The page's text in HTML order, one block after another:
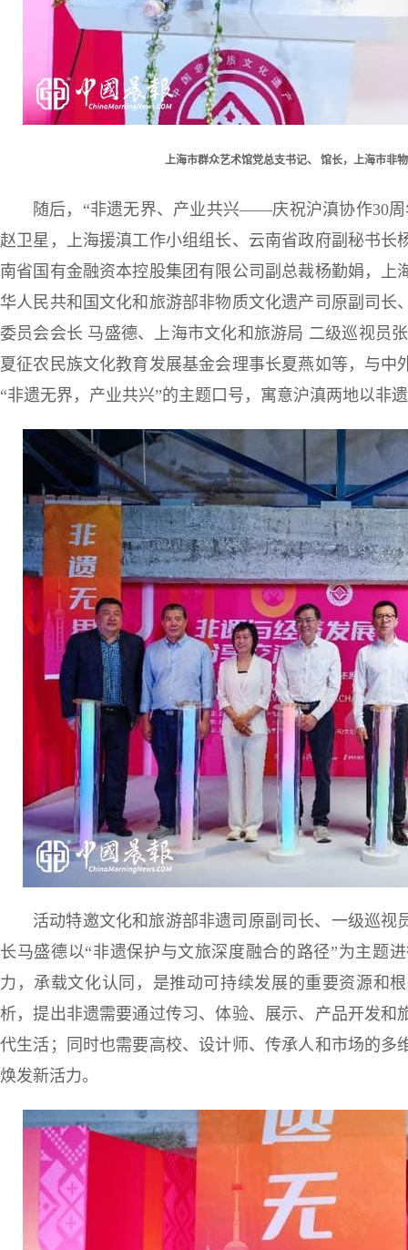
上海市群众艺术馆党总支书记、 馆长，上海市非
随后，“非遗无界、产业共兴——庆祝沪滇协作30
赵卫星，上海援滇工作小组组长、云南省政府副秘书
南省国有金融资本控股集团有限公司副总裁杨勤娟，
华人民共和国文化和旅游部非物质文化遗产司原副司
委员会会长 马盛德、上海市文化和旅游局 二级巡视员
夏征农民族文化教育发展基金会理事长夏燕如等，与
“非遗无界，产业共兴”的主题口号，寓意沪滇两地以非
活动特邀文化和旅游部非遗司原副司长、一级巡
长马盛德以“非遗保护与文旅深度融合的路径”为主题
力，承载文化认同，是推动可持续发展的重要资源和
析，提出非遗需要通过传习、体验、展示、产品开发
代生活；同时也需要高校、设计师、传承人和市场的
焕发新活力。